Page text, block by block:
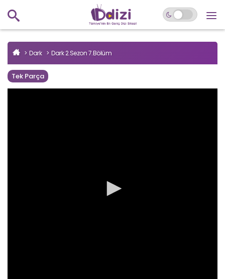
Dark Dark 2.Sezon 7.Bölüm
Tek Parça